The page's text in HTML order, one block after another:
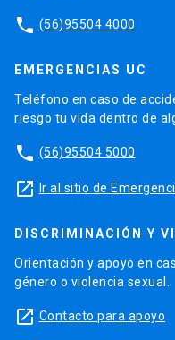
phone (56)95504 4000
EMERGENCIAS UC
Teléfono en caso de
riesgo tu vida dentro de
phone (56)95504 5000
launch Ir al sitio de
DISCRIMINACIÓN Y
Orientación y apoyo en
género o violencia sexual.
launch Contacto para apoyo